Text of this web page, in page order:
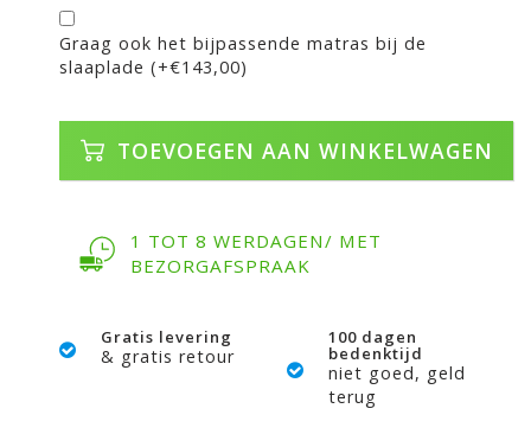
Graag ook het bijpassende matras bij de
slaaplade (+€143,00)
TOEVOEGEN AAN WINKELWAGEN
1 TOT 8 WERDAGEN/ MET
BEZORGAFSPRAAK
Gratis levering
& gratis retour
100 dagen
bedenktijd
niet goed, geld
terug